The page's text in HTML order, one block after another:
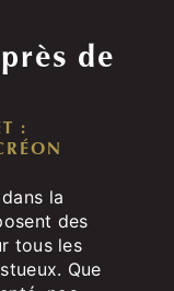
de
:
la
des
tous les
Que